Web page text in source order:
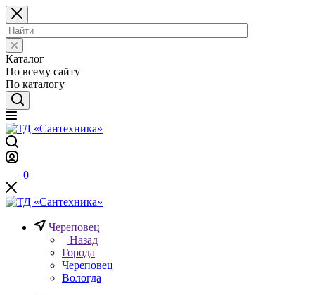
Каталог
По всему сайту
По каталогу
0
Череповец
Назад
Города
Череповец
Вологда